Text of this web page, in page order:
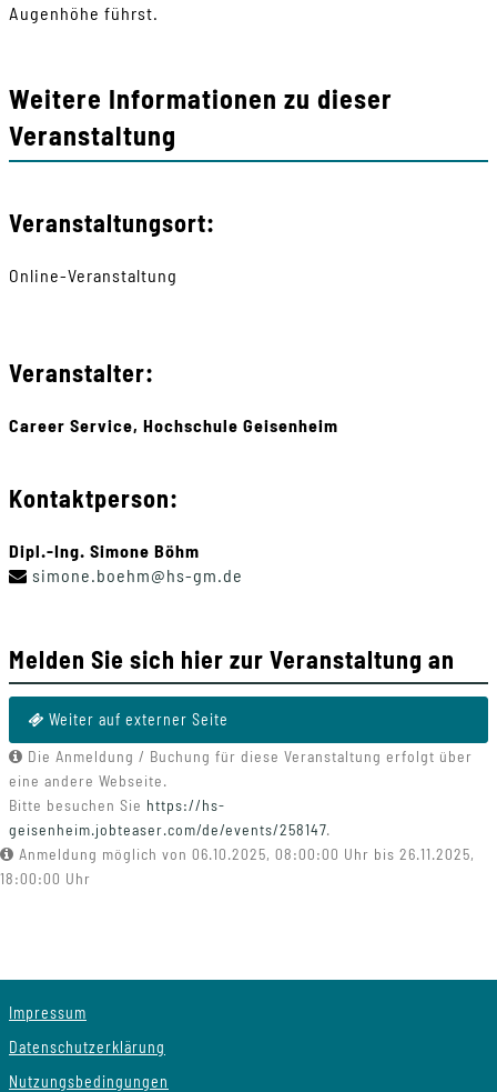
Augenhöhe führst.
Weitere Informationen zu dieser
Veranstaltung
Veranstaltungsort:
Online-Veranstaltung
Veranstalter:
Career Service, Hochschule Geisenheim
Kontaktperson:
Dipl.-Ing. Simone Böhm
simone.boehm@hs-gm.de
Melden Sie sich hier zur Veranstaltung an
Weiter auf externer Seite
Die Anmeldung / Buchung für diese Veranstaltung erfolgt über
eine andere Webseite.
Bitte besuchen Sie https://hs-
geisenheim.jobteaser.com/de/events/258147.
Anmeldung möglich von 06.10.2025, 08:00:00 Uhr bis 26.11.2025,
18:00:00 Uhr
Impressum
Datenschutzerklärung
Nutzungsbedingungen